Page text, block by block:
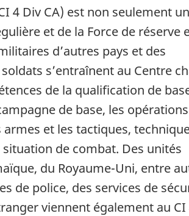
4 Div CA) est non seulement un
et de la Force de réserve
d’autres pays et des
s’entraînent au Centre
de la qualification de
de base, les opérations
et les tactiques,
de combat. Des unités
du Royaume-Uni, entre
de police, des services de
viennent également au CI